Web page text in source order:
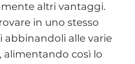
altri vantaggi.
in uno stesso
abbinandoli alle varie
alimentando così lo